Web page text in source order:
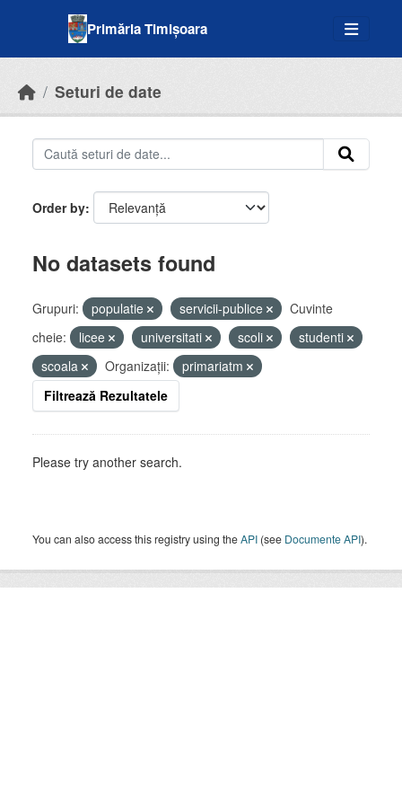
Primăria Timișoara
Seturi de date
Order by
No datasets found
Grupuri: populatie servicii-publice
Cuvinte
cheie:
licee universitati scoli
studenti
scoala
Organizații:
primariatm
Filtrează Rezultatele
Please try another search.
You can also access this registry using theAPI (see Documente API).